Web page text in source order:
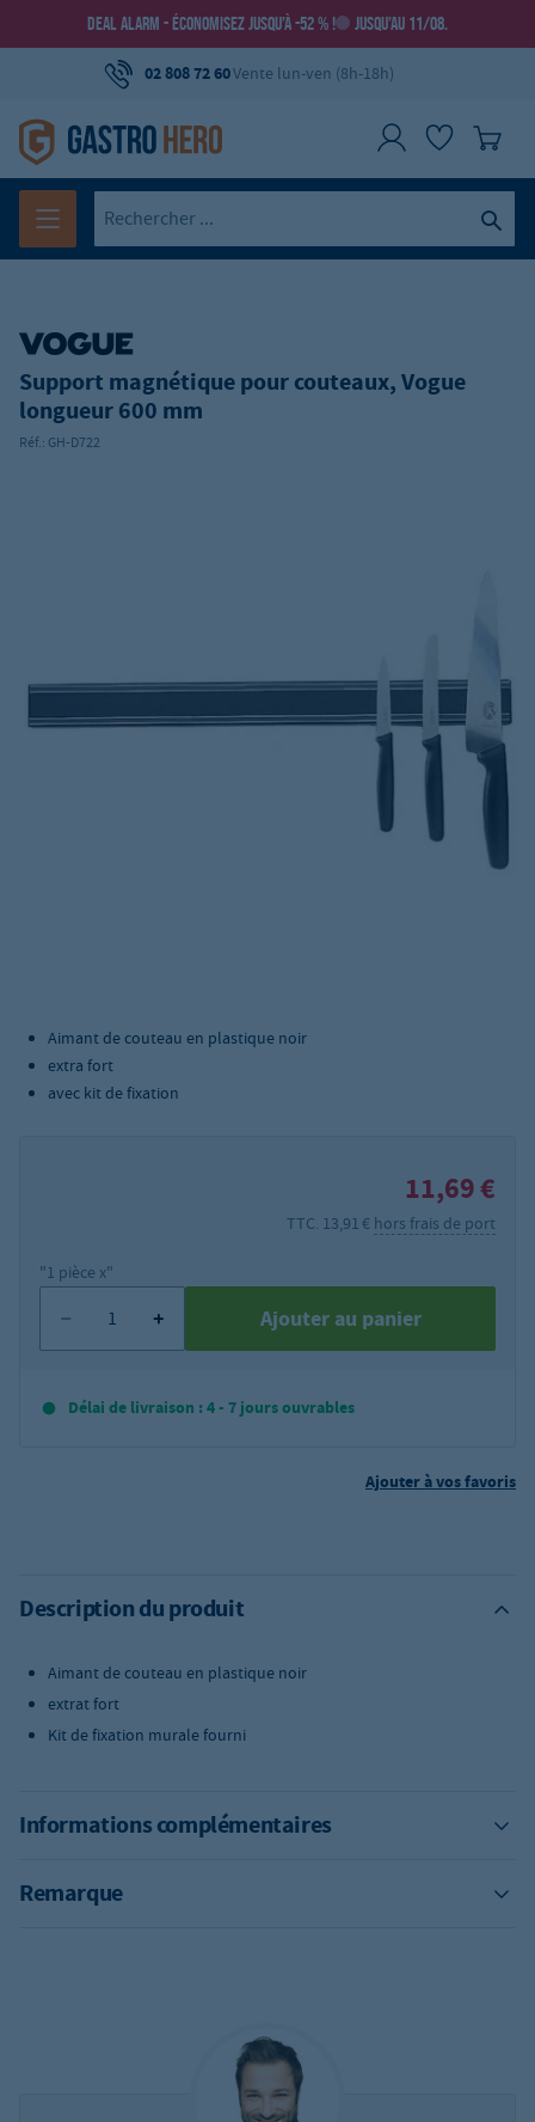
DEAL ALARM - ÉCONOMISEZ JUSQU’À -52 % ! JUSQU’AU 11/08.
02 808 72 60Vente lun-ven (8h-18h)
Support magnétique pour couteaux, Vogue
longueur 600 mm
Réf.: GH-D722
Aimant de couteau en plastique noir
extra fort
avec kit de fixation
11,69 €
TTC. 13,91 € hors frais de port
"1 pièce x"
Ajouter au panier
Délai de livraison : 4 - 7 jours ouvrables
Ajouter à vos favoris
Description du produit
Aimant de couteau en plastique noir
extrat fort
Kit de fixation murale fourni
Informations complémentaires
Remarque